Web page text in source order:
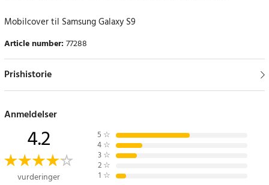
Mobilcover til Samsung Galaxy S9
Article number:77288
Prishistorie
Anmeldelser
4.2
vurderinger
5 ☆
4 ☆
3 ☆
2 ☆
1 ☆